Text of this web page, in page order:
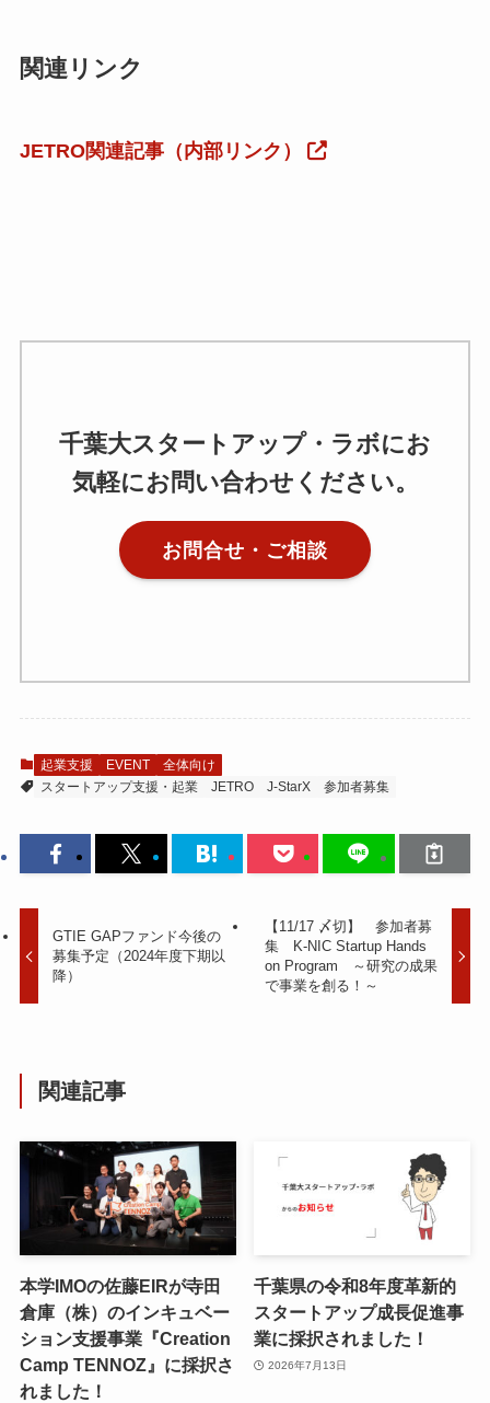
関連リンク
JETRO関連記事（内部リンク）
千葉大スタートアップ・ラボにお
気軽にお問い合わせください。
お問合せ・ご相談
起業支援 EVENT
全体向け
スタートアップ支援・起業
JETRO J-StarX 参加者募集
GTIE GAPファンド今後の
募集予定（2024年度下期以
降）
【11/17 〆切】 参加者募
集 K-NIC Startup Hands
on Program ～研究の成果
で事業を創る！～
関連記事
本学IMOの佐藤EIRが寺田
倉庫（株）のインキュベー
ション支援事業『Creation
Camp TENNOZ』に採択さ
れました！
千葉県の令和8年度⾰新的
スタートアップ成⻑促進事
業に採択されました！
2026年7月13日